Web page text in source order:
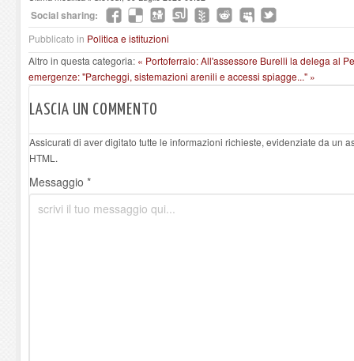
Social sharing:
Pubblicato in Politica e istituzioni
Altro in questa categoria: « Portoferraio: All'assessore Burelli la delega al
emergenze: "Parcheggi, sistemazioni arenili e accessi spiagge..." »
LASCIA UN COMMENTO
Assicurati di aver digitato tutte le informazioni richieste, evidenziate da un
HTML.
Messaggio *